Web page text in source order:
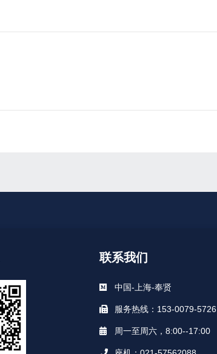
联系我们
中国-上海-奉贤
服务热线：153-0079-5726
周一至周六，8:00--17:00